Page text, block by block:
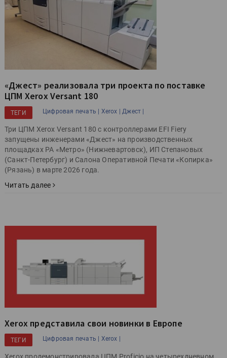
«Джест» реализовала три проекта по поставке
ЦПМ Xerox Versant 180
ТЕГИ Цифровая печать | Xerox | Джест |
Три ЦПМ Xerox Versant 180 с контроллерами EFI Fiery
запущены инженерами «Джест» на производственных
площадках РА «Метро» (Нижневартовск), ИП Степановых
(Санкт-Петербург) и Салона Оперативной Печати «Копирка»
(Рязань) в марте 2026 года.
Читать далее
Xerox представила свои новинки в Европе
ТЕГИ Цифровая печать | Xerox |